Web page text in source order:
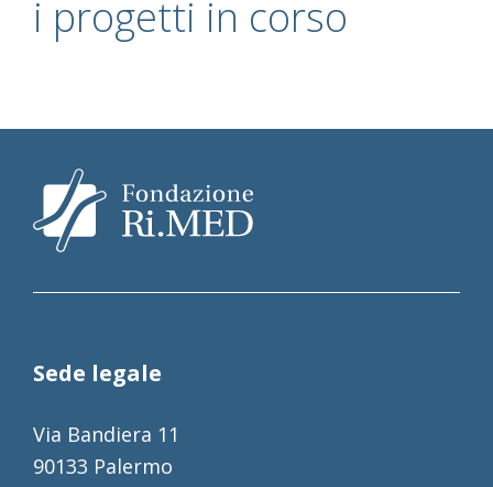
i progetti in corso
Sede legale
Via Bandiera 11
90133 Palermo